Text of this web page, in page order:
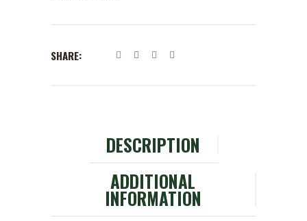
SHARE:
DESCRIPTION
ADDITIONAL
INFORMATION